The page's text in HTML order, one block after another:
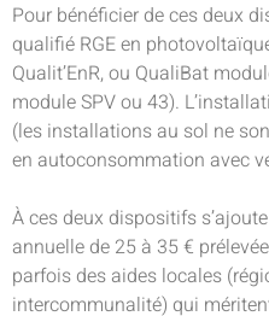
Pour bénéficier de ces deux
qualifié RGE en
Qualit’EnR, ou QualiBat
module SPV ou 43).
(les installations au sol ne
en autoconsommation avec
À ces deux dispositifs
annuelle de 25 à 35 €
parfois des aides locales
intercommunalité) qui